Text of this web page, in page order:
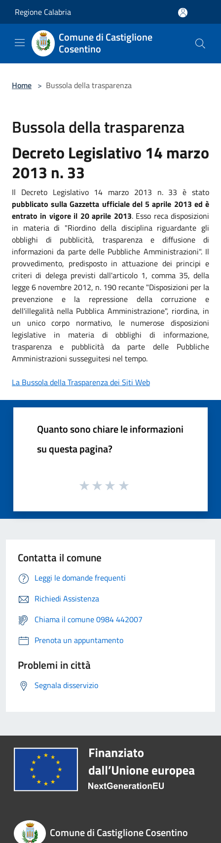
Regione Calabria
Comune di Castiglione
Cosentino
Home > Bussola della trasparenza
Bussola della trasparenza
Decreto Legislativo 14 marzo
2013 n. 33
Il Decreto Legislativo 14 marzo 2013 n. 33 è stato
pubblicato sulla Gazzetta ufficiale del 5 aprile 2013 ed è
entrato in vigore il 20 aprile 2013. Esso reca disposizioni
in materia di "Riordino della disciplina riguardante gli
obblighi di pubblicità, trasparenza e diffusione di
informazioni da parte delle Pubbliche Amministrazioni". Il
provvedimento, predisposto in attuazione dei principi e
criteri di delega previsti dall'articolo 1, comma 35, della
legge 6 novembre 2012, n. 190 recante "Disposizioni per la
prevenzione e la repressione della corruzione e
dell'illegalità nella Pubblica Amministrazione", riordina, in
un unico corpo normativo, le numerose disposizioni
legislative in materia di obblighi di informazione,
trasparenza e pubblicità da parte delle Pubbliche
Amministrazioni susseguitesi nel tempo.
La Bussola della Trasparenza dei Siti Web
Quanto sono chiare le informazioni
su questa pagina?
Contatta il comune
Leggi le domande frequenti
Richiedi Assistenza
Chiama il comune 0984 442007
Prenota un appuntamento
Problemi in città
Segnala disservizio
Comune di Castiglione Cosentino